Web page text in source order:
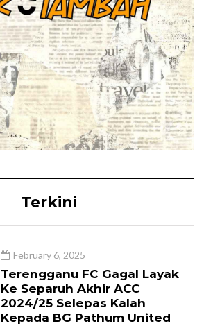
Terkini
February 6, 2025
Terengganu FC Gagal Layak
Ke Separuh Akhir ACC
2024/25 Selepas Kalah
Kepada BG Pathum United